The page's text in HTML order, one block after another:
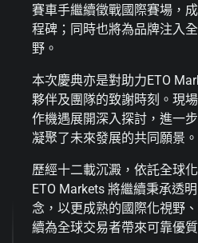
賽車手繼續徵戰國際賽場，
程碑；同時也將為品牌注入
野。
本次慶典亦是對助力ETO
夥伴及團隊的致謝時刻。現
作機遇展開深入探討，進一
凝聚了未來發展的共同願景。
歷經十二載沉澱，依託全球
ETO Markets 將繼續秉承透
念，以更成熟的國際化視野
續為全球交易者帶來可靠優